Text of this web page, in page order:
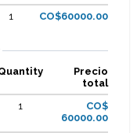
1 CO$60000.00
Precio
total
1
CO$
60000.00